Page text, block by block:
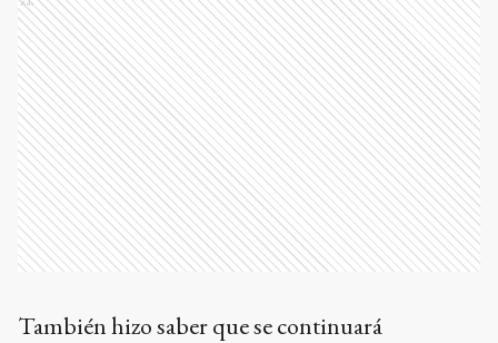
También hizo saber que se continuará